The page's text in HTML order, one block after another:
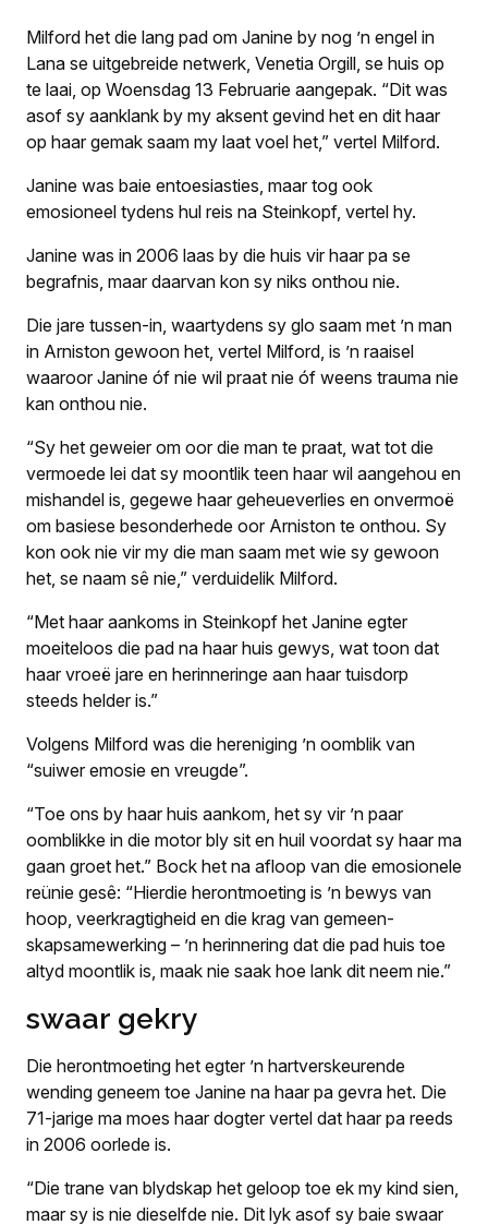
Milford het die lang pad om Janine by nog ’n engel in
Lana se uitgebreide netwerk, Venetia Orgill, se huis op
te laai, op Woensdag 13 Februarie aangepak. “Dit was
asof sy aanklank by my aksent gevind het en dit haar
op haar gemak saam my laat voel het,” vertel Milford.
Janine was baie entoesiasties, maar tog ook
emosioneel tydens hul reis na Steinkopf, vertel hy.
Janine was in 2006 laas by die huis vir haar pa se
begrafnis, maar daarvan kon sy niks onthou nie.
Die jare tussen-in, waartydens sy glo saam met ’n man
in Arniston gewoon het, vertel Milford, is ’n raaisel
waaroor Janine óf nie wil praat nie óf weens trauma nie
kan onthou nie.
“Sy het geweier om oor die man te praat, wat tot die
vermoede lei dat sy moontlik teen haar wil aangehou en
mishandel is, gegewe haar geheueverlies en onvermoë
om basiese besonderhede oor Arniston te onthou. Sy
kon ook nie vir my die man saam met wie sy gewoon
het, se naam sê nie,” verduidelik Milford.
“Met haar aankoms in Steinkopf het Janine egter
moeiteloos die pad na haar huis gewys, wat toon dat
haar vroeë jare en herinneringe aan haar tuisdorp
steeds helder is.”
Volgens Milford was die hereniging ’n oomblik van
“suiwer emosie en vreugde”.
“Toe ons by haar huis aankom, het sy vir ’n paar
oomblikke in die motor bly sit en huil voordat sy haar ma
gaan groet het.” Bock het na afloop van die emosionele
reünie gesê: “Hierdie herontmoeting is ’n bewys van
hoop, veerkragtigheid en die krag van gemeen­
skapsamewerking – ’n herinnering dat die pad huis toe
altyd moontlik is, maak nie saak hoe lank dit neem nie.”
swaar gekry
Die herontmoeting het egter ’n hart­verskeurende
wending geneem toe Janine na haar pa gevra het. Die
71-jarige ma moes haar dogter vertel dat haar pa reeds
in 2006 oorlede is.
“Die trane van blydskap het geloop toe ek my kind sien,
maar sy is nie dieselfde nie. Dit lyk asof sy baie swaar